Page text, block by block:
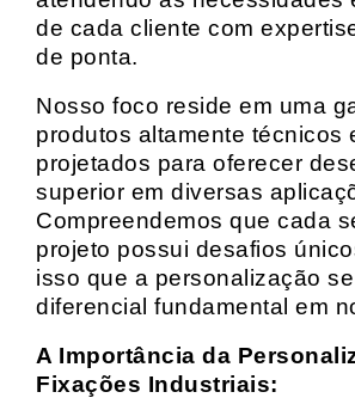
de cada cliente com
de ponta.
Nosso foco reside em uma
produtos altamente técnicos
projetados para oferecer
superior em diversas
Compreendemos que cada
projeto possui desafios
isso que a personalização
diferencial fundamental em
A Importância da
Fixações Industriais: